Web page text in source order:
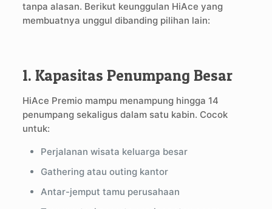
tanpa alasan. Berikut keunggulan HiAce yang
membuatnya unggul dibanding pilihan lain:
1. Kapasitas Penumpang Besar
HiAce Premio mampu menampung hingga 14
penumpang sekaligus dalam satu kabin. Cocok
untuk:
Perjalanan wisata keluarga besar
Gathering atau outing kantor
Antar-jemput tamu perusahaan